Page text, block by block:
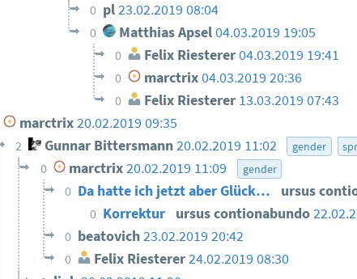
0 pl23.02.2019 08:04
0 Matthias Apsel04.03.2019 19:05
0 Felix Riesterer04.03.2019 19:41
0 marctrix04.03.2019 20:36
0 Felix Riesterer 13.03.2019 07:43
marctrix20.02.2019 09:35
2 Gunnar Bittersmann 20.02.2019 11:02 gender
0 marctrix20.02.2019 11:09 gender
0 Da hatte ich jetzt aber Glück… ursus
0 Korrektur ursus contionabundo
0 beatovich23.02.2019 20:42
0 Felix Riesterer24.02.2019 08:30